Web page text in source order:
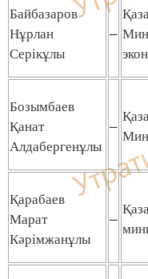
Байбазаров
Нұрлан
Серікұлы
–
Бозымбаев
Қанат
Алдабергенұлы
–
Қарабаев
Марат
Кәрімжанұлы
–